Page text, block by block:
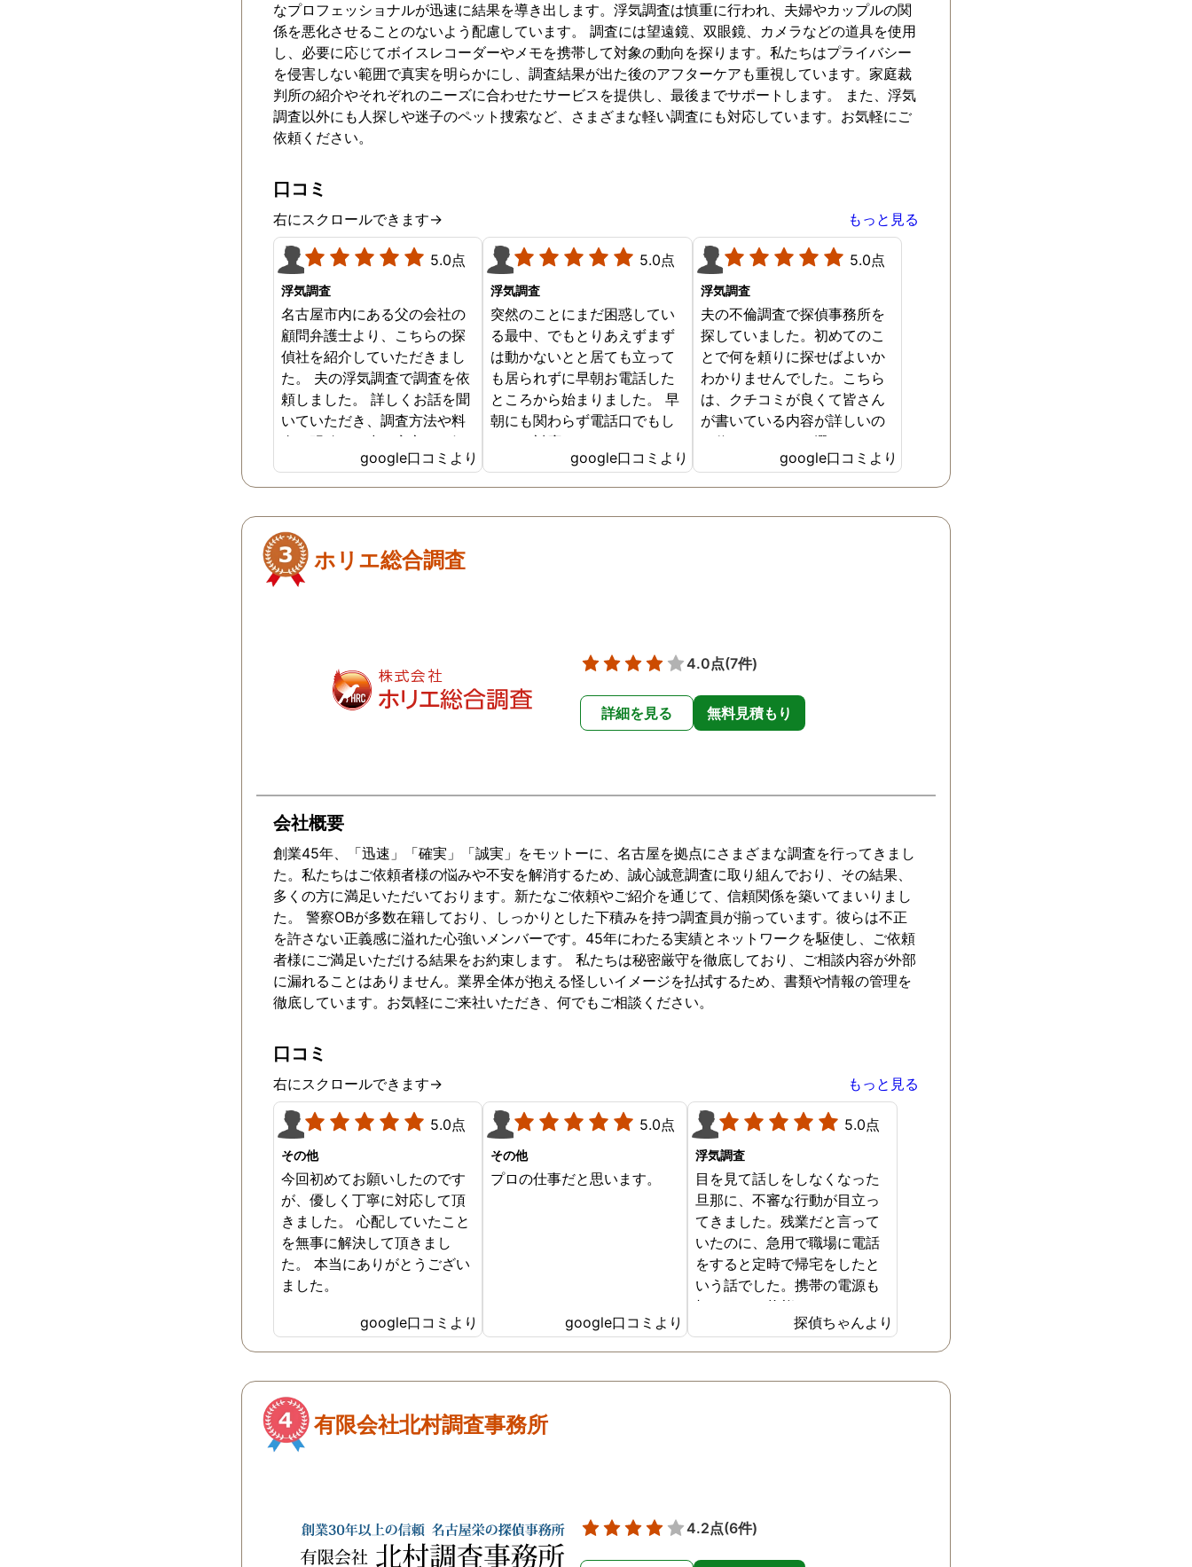
なプロフェッショナルが迅速に結果を導き出します。浮気調査は慎重に行われ、夫婦やカップルの関
係を悪化させることのないよう配慮しています。 調査には望遠鏡、双眼鏡、カメラなどの道具を使用
し、必要に応じてボイスレコーダーやメモを携帯して対象の動向を探ります。私たちはプライバシー
を侵害しない範囲で真実を明らかにし、調査結果が出た後のアフターケアも重視しています。家庭裁
判所の紹介やそれぞれのニーズに合わせたサービスを提供し、最後までサポートします。 また、浮気
調査以外にも人探しや迷子のペット捜索など、さまざまな軽い調査にも対応しています。お気軽にご
依頼ください。
口コミ
右にスクロールできます→ もっと見る
5.0点
浮気調査
名古屋市内にある父の会社の
顧問弁護士より、こちらの探
偵社を紹介していただきまし
た。 夫の浮気調査で調査を依
頼しました。 詳しくお話を聞
いていただき、調査方法や料
金も明確で、少し安心した気
持ちになりました。 こちらに
ご依頼する前に、数社に問い
答ばかりで具体的な料金な
ど、お電話では説明はなかっ
たです。 今回の浮気調査は証
拠が取れるまでに1か月以上、
貞の証拠が取れました。 弁護
士事務所が紹介することはあ
google口コミより
5.0点
浮気調査
突然のことにまだ困惑してい
る最中、でもとりあえずまず
は動かないとと居ても立って
も居られずに早朝お電話した
ところから始まりました。 早
朝にも関わらず電話口でもし
っかり対応していただき、そ
の後契約させていただきお世
話になりました。 契約の際も
もこちらの想像を遥かに上回
るスピーディーさで動き始め
てくださり、しっかり誠実に
真摯に向き合って調査してく
ただけではなく、証拠の映像
もとても鮮明でしっかり証拠
を獲得することができ、とて
もありがたかったです。 その
後のフォローも含めですが、
相談させていただくと親身に
相談に乗っていただけて、不
安でいっぱいの自分を奮い立
れるところや、でもいつも親
身に相談に乗ってくださって
こちらのことをよく考えてく
ださっているのが伝わる対応
に探偵の方々の人柄が表れて
ですが、問題解決するために
(どんな形の解決になるかはま
だ不明ですが😅)頑張っていき
たいと思います。 探偵事務所
もおすすめです！
google口コミより
5.0点
浮気調査
夫の不倫調査で探偵事務所を
探していました。初めてのこ
とで何を頼りに探せばよいか
わかりませんでした。こちら
は、クチコミが良くて皆さん
が書いている内容が詳しいの
で信じてこちらを選びまし
た。初めは不安でしたがとて
も丁寧にこれからの進め方や
て終わり。ではありません。
アフターフォローもしっかり
してくれます。証拠が揃った
後の進め方もきちんと教えて
どこにすればよいか悩んでい
る方がいれば是非こちらをお
すすめしたいです。
google口コミより
ホリエ総合調査
4.0点(7件)
詳細を見る 無料見積もり
会社概要
創業45年、「迅速」「確実」「誠実」をモットーに、名古屋を拠点にさまざまな調査を行ってきまし
た。私たちはご依頼者様の悩みや不安を解消するため、誠心誠意調査に取り組んでおり、その結果、
多くの方に満足いただいております。新たなご依頼やご紹介を通じて、信頼関係を築いてまいりまし
た。 警察OBが多数在籍しており、しっかりとした下積みを持つ調査員が揃っています。彼らは不正
を許さない正義感に溢れた心強いメンバーです。45年にわたる実績とネットワークを駆使し、ご依頼
者様にご満足いただける結果をお約束します。 私たちは秘密厳守を徹底しており、ご相談内容が外部
に漏れることはありません。業界全体が抱える怪しいイメージを払拭するため、書類や情報の管理を
徹底しています。お気軽にご来社いただき、何でもご相談ください。
口コミ
右にスクロールできます→ もっと見る
5.0点
その他
今回初めてお願いしたのです
が、優しく丁寧に対応して頂
きました。 心配していたこと
を無事に解決して頂きまし
た。 本当にありがとうござい
ました。
google口コミより
5.0点
その他
プロの仕事だと思います。
google口コミより
5.0点
浮気調査
目を見て話しをしなくなった
旦那に、不審な行動が目立っ
てきました。残業だと言って
いたのに、急用で職場に電話
をすると定時で帰宅をしたと
いう話でした。携帯の電源も
切れている状態で、どこにい
るのかも全くわかりませんで
した。問い詰め黙って下を向
動いてくれました。一人で悩
んできた事だったので、心強
くこの先のアドバイスにも感
探偵ちゃんより
有限会社北村調査事務所
4.2点(6件)